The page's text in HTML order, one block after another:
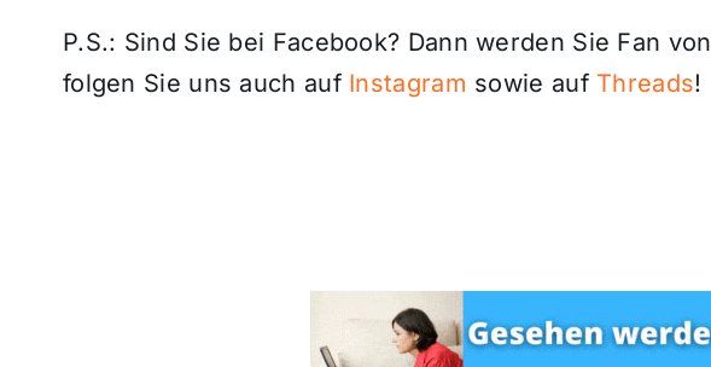
P.S.: Sind Sie bei Facebook? Dann werden Sie Fan von
folgen Sie uns auch auf Instagram sowie auf Threads!